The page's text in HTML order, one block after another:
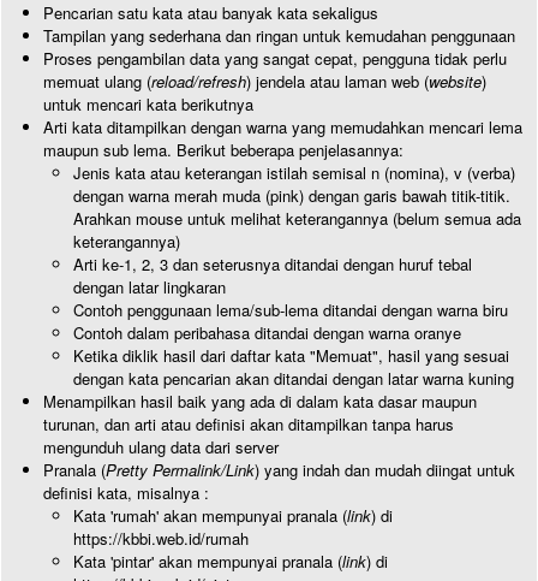
Pencarian satu kata atau banyak kata sekaligus
Tampilan yang sederhana dan ringan untuk kemudahan penggunaan
Proses pengambilan data yang sangat cepat, pengguna tidak perlu
memuat ulang (reload/refresh) jendela atau laman web (website)
untuk mencari kata berikutnya
Arti kata ditampilkan dengan warna yang memudahkan mencari lema
maupun sub lema. Berikut beberapa penjelasannya:
Jenis kata atau keterangan istilah semisal n (nomina), v (verba)
dengan warna merah muda (pink) dengan garis bawah titik-titik.
Arahkan mouse untuk melihat keterangannya (belum semua ada
keterangannya)
Arti ke-1, 2, 3 dan seterusnya ditandai dengan huruf tebal
dengan latar lingkaran
Contoh penggunaan lema/sub-lema ditandai dengan warna biru
Contoh dalam peribahasa ditandai dengan warna oranye
Ketika diklik hasil dari daftar kata "Memuat", hasil yang sesuai
dengan kata pencarian akan ditandai dengan latar warna kuning
Menampilkan hasil baik yang ada di dalam kata dasar maupun
turunan, dan arti atau definisi akan ditampilkan tanpa harus
mengunduh ulang data dari server
Pranala (Pretty Permalink/Link) yang indah dan mudah diingat untuk
definisi kata, misalnya :
Kata 'rumah' akan mempunyai pranala (link) di
https://kbbi.web.id/rumah
Kata 'pintar' akan mempunyai pranala (link) di